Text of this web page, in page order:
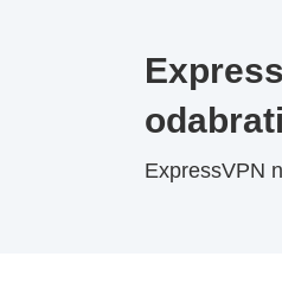
ExpressVPN